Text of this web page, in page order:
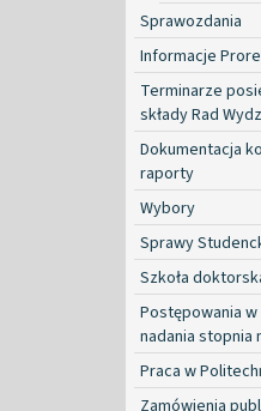
Sprawozdania
Informacje
Terminarze
składy Rad
Dokumentacja
raporty
Wybory
Sprawy
Szkoła
Postępowania
nadania stopnia
Praca w
Zamówienia